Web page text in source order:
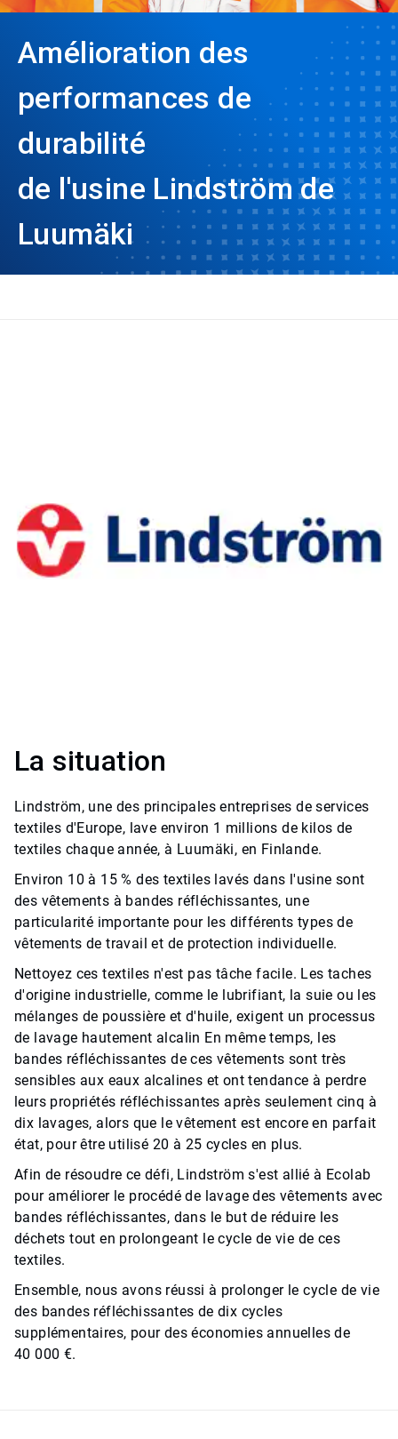
Amélioration des
performances de
durabilité
de l'usine Lindström de
Luumäki
La situation
Lindström, une des principales entreprises de services
textiles d'Europe, lave environ 1 millions de kilos de
textiles chaque année, à Luumäki, en Finlande.
Environ 10 à 15 % des textiles lavés dans l'usine sont
des vêtements à bandes réfléchissantes, une
particularité importante pour les différents types de
vêtements de travail et de protection individuelle.
Nettoyez ces textiles n'est pas tâche facile. Les taches
d'origine industrielle, comme le lubrifiant, la suie ou les
mélanges de poussière et d'huile, exigent un processus
de lavage hautement alcalin En même temps, les
bandes réfléchissantes de ces vêtements sont très
sensibles aux eaux alcalines et ont tendance à perdre
leurs propriétés réfléchissantes après seulement cinq à
dix lavages, alors que le vêtement est encore en parfait
état, pour être utilisé 20 à 25 cycles en plus.
Afin de résoudre ce défi, Lindström s'est allié à Ecolab
pour améliorer le procédé de lavage des vêtements avec
bandes réfléchissantes, dans le but de réduire les
déchets tout en prolongeant le cycle de vie de ces
textiles.
Ensemble, nous avons réussi à prolonger le cycle de vie
des bandes réfléchissantes de dix cycles
supplémentaires, pour des économies annuelles de
40 000 €.